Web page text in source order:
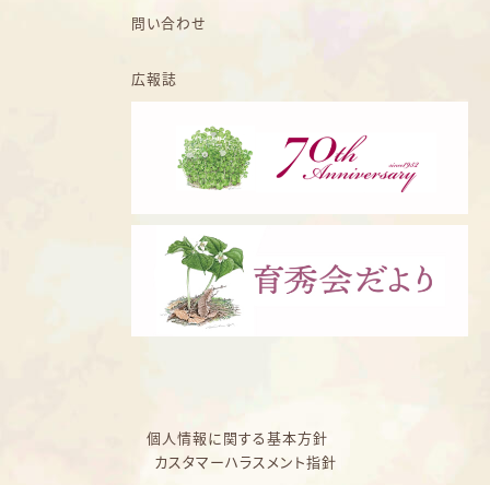
問い合わせ
広報誌
個人情報に関する基本方針
カスタマーハラスメント指針